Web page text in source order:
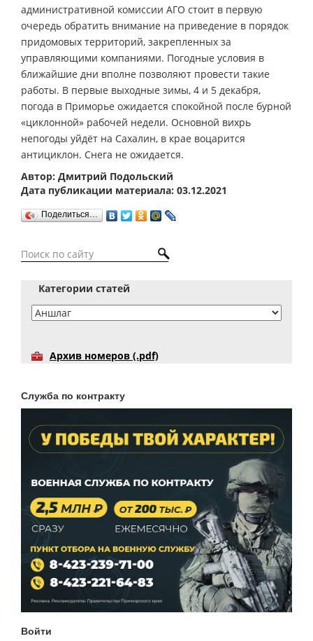
административной комиссии АГО стоит в первую
очередь обратить внимание на приведение в порядок
придомовых территорий, закрепленных за
управляющими компаниями. Погодные условия в
ближайшие дни вполне позволяют провести такие
работы. В первые выходные зимы, 4 и 5 декабря,
погода в Приморье ожидается спокойной после бурной
«циклонной» рабочей недели. Основной вихрь
непогоды уйдёт на Сахалин, в крае воцарится
антициклон. Снега не ожидается.
Автор: Дмитрий Подольский
Дата публикации материала: 03.12.2021
Поделиться…
Категории статей
Архив номеров (.pdf)
Служба по контракту
Войти